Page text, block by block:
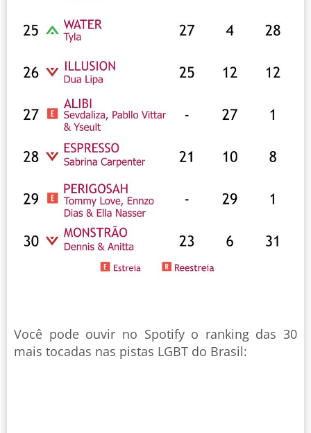
Você pode ouvir no Spotify o ranking das 30
mais tocadas nas pistas LGBT do Brasil: